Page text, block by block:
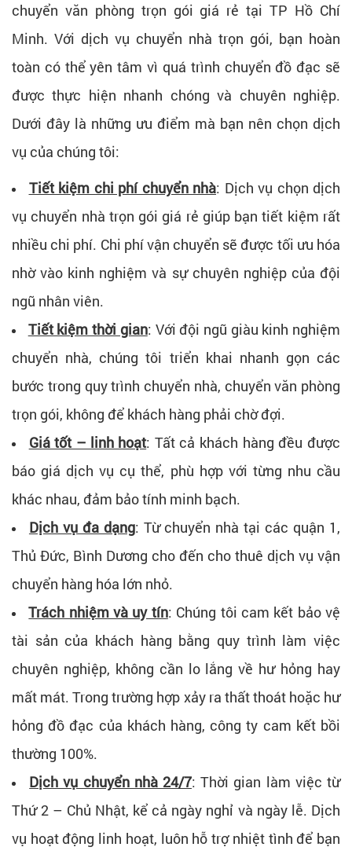
chuyển văn phòng trọn gói giá rẻ tại TP Hồ Chí
Minh. Với dịch vụ chuyển nhà trọn gói, bạn hoàn
toàn có thể yên tâm vì quá trình chuyển đồ đạc sẽ
được thực hiện nhanh chóng và chuyên nghiệp.
Dưới đây là những ưu điểm mà bạn nên chọn dịch
vụ của chúng tôi:
Tiết kiệm chi phí chuyển nhà: Dịch vụ chọn dịch
vụ chuyển nhà trọn gói giá rẻ giúp bạn tiết kiệm rất
nhiều chi phí. Chi phí vận chuyển sẽ được tối ưu hóa
nhờ vào kinh nghiệm và sự chuyên nghiệp của đội
ngũ nhân viên.
Tiết kiệm thời gian: Với đội ngũ giàu kinh nghiệm
chuyển nhà, chúng tôi triển khai nhanh gọn các
bước trong quy trình chuyển nhà, chuyển văn phòng
trọn gói, không để khách hàng phải chờ đợi.
Giá tốt – linh hoạt: Tất cả khách hàng đều được
báo giá dịch vụ cụ thể, phù hợp với từng nhu cầu
khác nhau, đảm bảo tính minh bạch.
Dịch vụ đa dạng: Từ chuyển nhà tại các quận 1,
Thủ Đức, Bình Dương cho đến cho thuê dịch vụ vận
chuyển hàng hóa lớn nhỏ.
Trách nhiệm và uy tín: Chúng tôi cam kết bảo vệ
tài sản của khách hàng bằng quy trình làm việc
chuyên nghiệp, không cần lo lắng về hư hỏng hay
mất mát. Trong trường hợp xảy ra thất thoát hoặc hư
hỏng đồ đạc của khách hàng, công ty cam kết bồi
thường 100%.
Dịch vụ chuyển nhà 24/7: Thời gian làm việc từ
Thứ 2 – Chủ Nhật, kể cả ngày nghỉ và ngày lễ. Dịch
vụ hoạt động linh hoạt, luôn hỗ trợ nhiệt tình để bạn